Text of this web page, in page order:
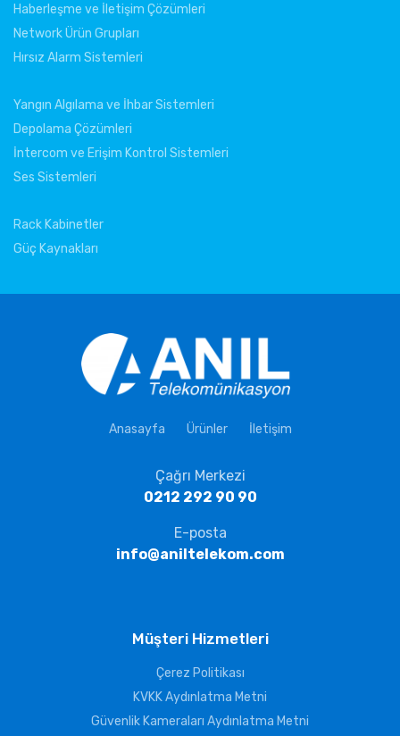
Haberleşme ve İletişim Çözümleri
Network Ürün Grupları
Hırsız Alarm Sistemleri
Yangın Algılama ve İhbar Sistemleri
Depolama Çözümleri
İntercom ve Erişim Kontrol Sistemleri
Ses Sistemleri
Rack Kabinetler
Güç Kaynakları
Anasayfa Ürünler İletişim
Çağrı Merkezi
0212 292 90 90
E-posta
info@aniltelekom.com
Müşteri Hizmetleri
Çerez Politikası
KVKK Aydınlatma Metni
Güvenlik Kameraları Aydınlatma Metni